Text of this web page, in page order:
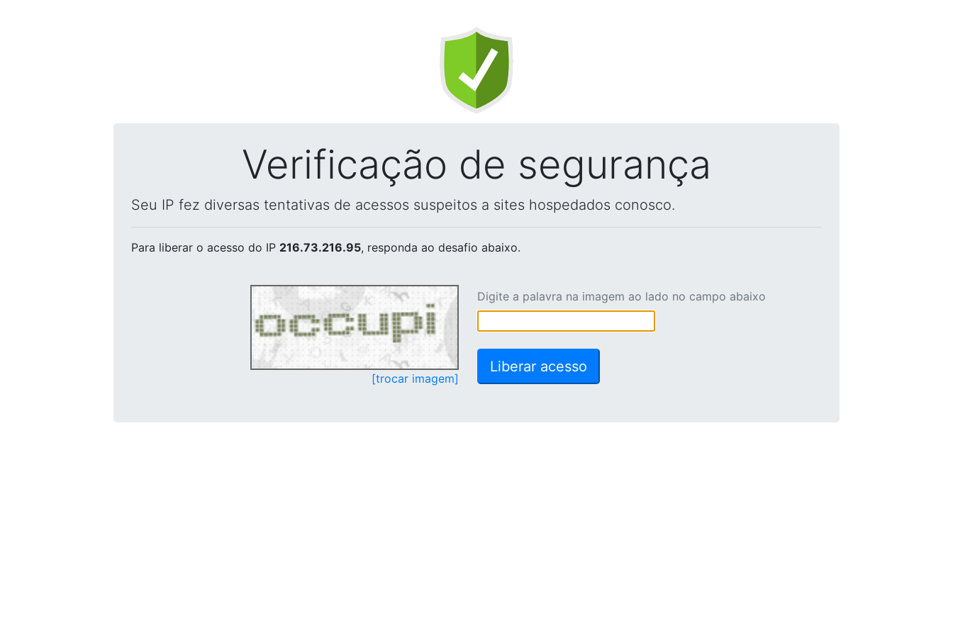
Verificação de segurança
Seu IP fez diversas tentativas de acessos suspeitos a sites hospedados conosco.
Para liberar o acesso do IP 216.73.216.95, responda ao desafio abaixo.
[trocar imagem]
Digite a palavra na imagem ao lado no campo abaixo